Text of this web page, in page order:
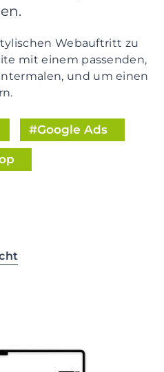
Webauftritt zu
mit einem passenden,
und um einen
Google Ads